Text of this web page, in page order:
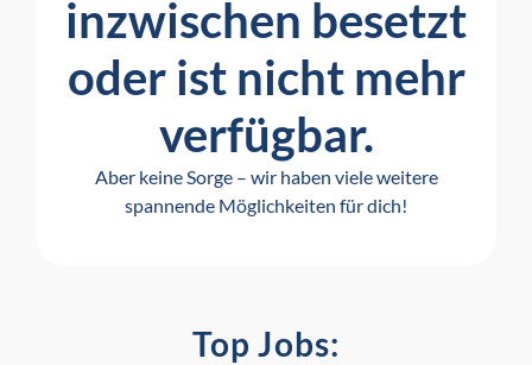
inzwischen besetzt
oder ist nicht mehr
verfügbar.
Aber keine Sorge – wir haben viele weitere
spannende Möglichkeiten für dich!
Top Jobs: